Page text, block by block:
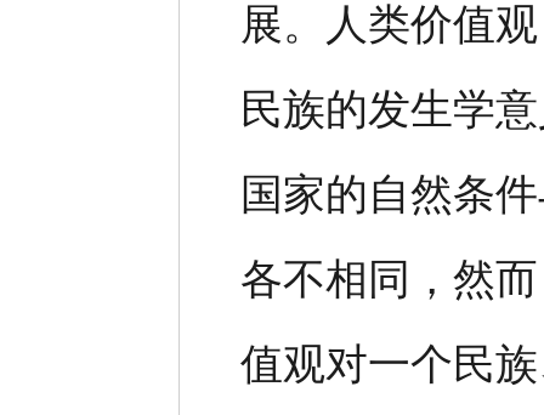
展。人类价值
民族的发生学
国家的自然条
各不相同，然
值观对一个民